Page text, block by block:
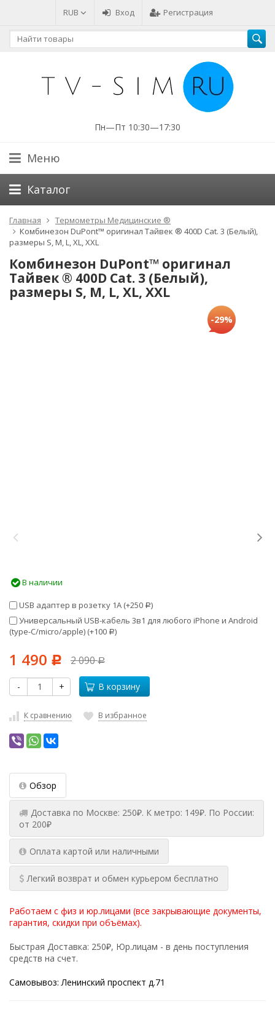
RUB Вход Регистрация
Пн—Пт 10:30—17:30
Меню
Каталог
Главная
Термометры Медицинские ®
Комбинезон DuPont™ оригинал Тайвек ® 400D Cat. 3 (Белый),
размеры S, M, L, XL, XXL
Комбинезон DuPont™ оригинал
Тайвек ® 400D Cat. 3 (Белый),
размеры S, M, L, XL, XXL
-29%
В наличии
USB адаптер в розетку 1А (+250 Р)
Универсальный USB-кабель 3в1 для любого iPhone и Android
(type-C/micro/apple) (+100 Р)
1 490 Р 2 090Р
- + В корзину
К сравнению В избранное
Обзор
Доставка по Москве: 250₽. К метро: 149₽. По России:
от 200₽
Оплата картой или наличными
Легкий возврат и обмен курьером бесплатно
Работаем с физ и юр.лицами (все закрывающие документы,
гарантия, скидки при объёмах).
Быстрая Доставка: 250₽, Юр.лицам - в день поступления
средств на счет.
Самовывоз: Ленинский проспект д.71